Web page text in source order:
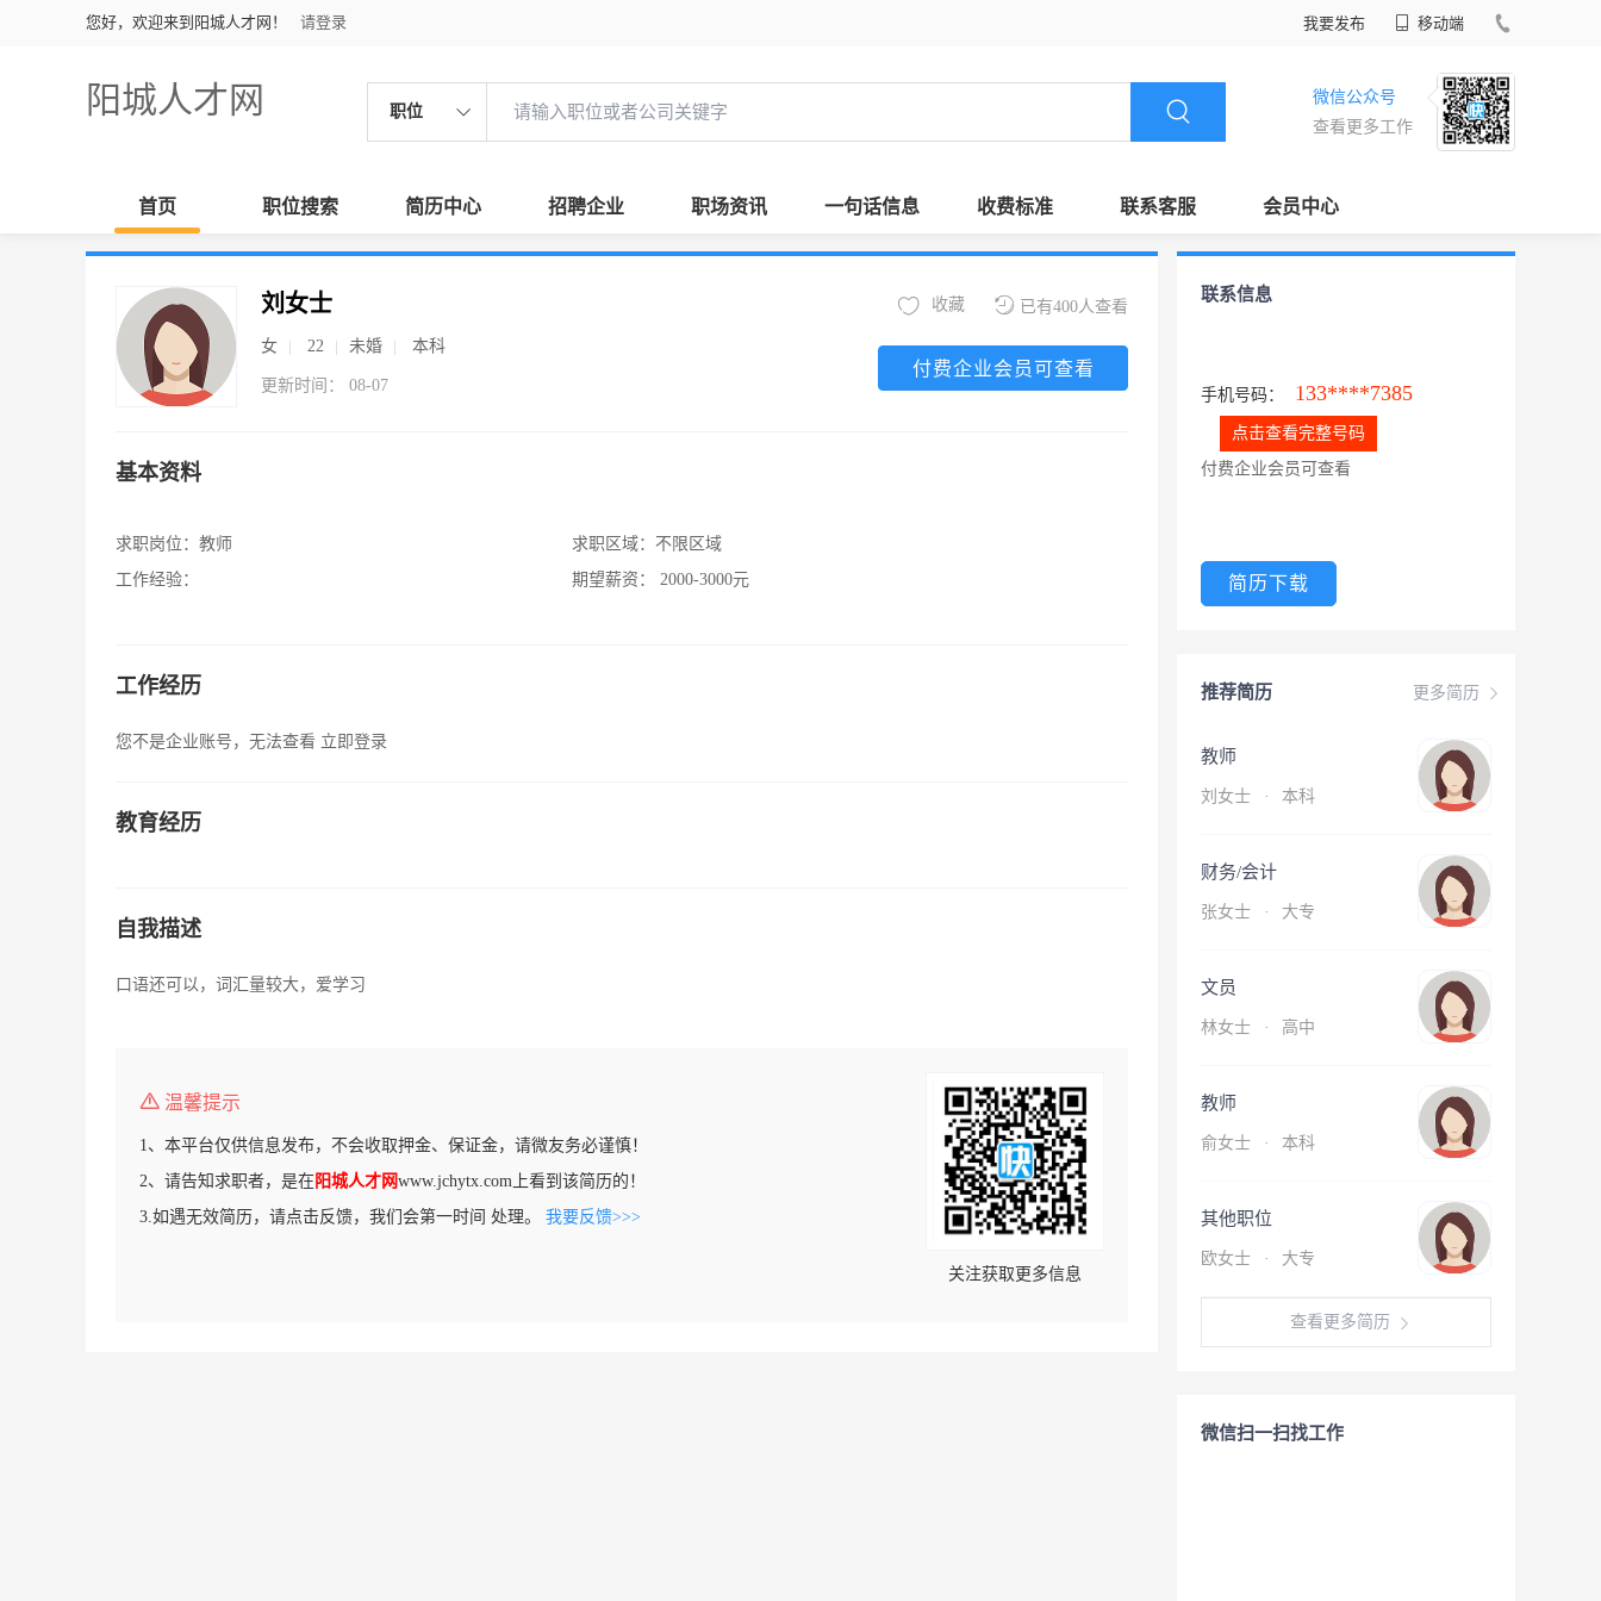
您好，欢迎来到阳城人才网！ 请登录 我要发布 移动端
阳城人才网 职位
微信公众号
查看更多工作
首页 职位搜索 简历中心 招聘企业 职场资讯 一句话信息 收费标准 联系客服 会员中心
刘女士
女 22 未婚 本科
更新时间： 08-07
已有400人查看
收藏
付费企业会员可查看
基本资料
求职岗位： 教师
工作经验：
求职区域： 不限区域
期望薪资：
2000-3000元
工作经历
您不是企业账号，无法查看 立即登录
教育经历
自我描述
口语还可以，词汇量较大，爱学习
温馨提示
1、本平台仅供信息发布，不会收取押金、保证金，请微友务必谨慎！
2、请告知求职者，是在阳城人才网www.jchytx.com上看到该简历的！
3.如遇无效简历，请点击反馈，我们会第一时间 处理。 我要反馈>>>
关注获取更多信息
联系信息
手机号码： 133****7385
点击查看完整号码
付费企业会员可查看
简历下载
更多简历
推荐简历
教师
刘女士 · 本科
财务/会计
张女士 · 大专
文员
林女士 · 高中
教师
俞女士 · 本科
其他职位
欧女士 · 大专
查看更多简历
微信扫一扫找工作